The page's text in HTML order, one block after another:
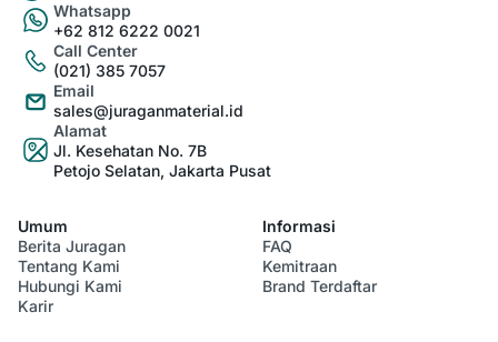
Whatsapp
+62 812 6222 0021
Call Center
(021) 385 7057
Email
sales@juraganmaterial.id
Alamat
Jl. Kesehatan No. 7B
Petojo Selatan, Jakarta Pusat
Umum
Berita Juragan
Tentang Kami
Hubungi Kami
Karir
Informasi
FAQ
Kemitraan
Brand Terdaftar